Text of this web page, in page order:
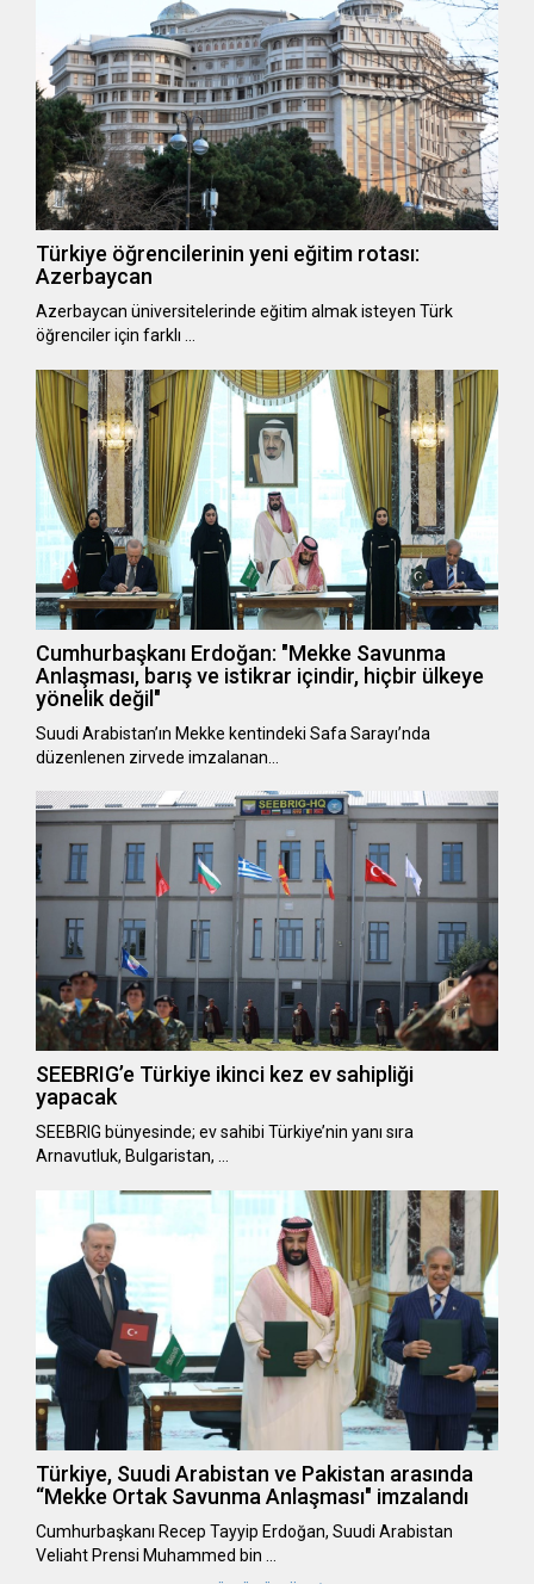
Türkiye öğrencilerinin yeni eğitim rotası:
Azerbaycan
Azerbaycan üniversitelerinde eğitim almak isteyen Türk
öğrenciler için farklı …
Cumhurbaşkanı Erdoğan: "Mekke Savunma
Anlaşması, barış ve istikrar içindir, hiçbir ülkeye
yönelik değil"
Suudi Arabistan’ın Mekke kentindeki Safa Sarayı’nda
düzenlenen zirvede imzalanan…
SEEBRIG’e Türkiye ikinci kez ev sahipliği
yapacak
SEEBRIG bünyesinde; ev sahibi Türkiye’nin yanı sıra
Arnavutluk, Bulgaristan, …
Türkiye, Suudi Arabistan ve Pakistan arasında
“Mekke Ortak Savunma Anlaşması" imzalandı
Cumhurbaşkanı Recep Tayyip Erdoğan, Suudi Arabistan
Veliaht Prensi Muhammed bin …